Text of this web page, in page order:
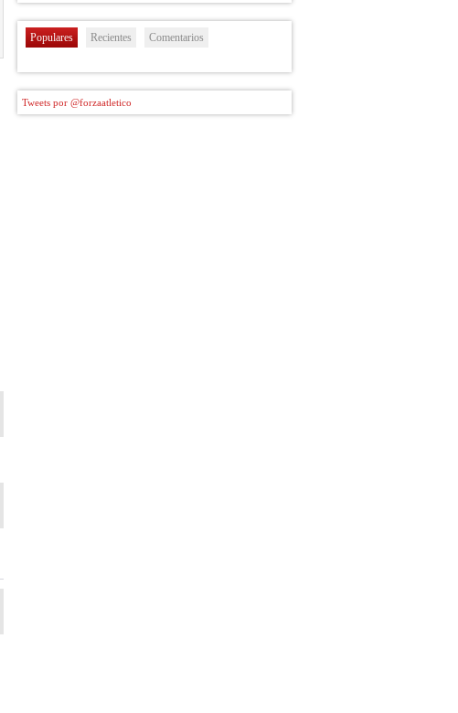
Populares Recientes Comentarios
Tweets por @forzaatletico